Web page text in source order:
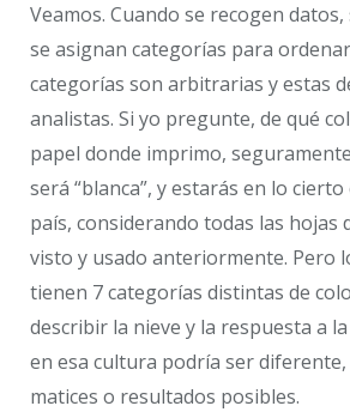
Veamos. Cuando se recogen
se asignan categorías para
categorías son arbitrarias y estas
analistas. Si yo pregunte, de qué
papel donde imprimo,
será “blanca”, y estarás en lo
país, considerando todas las hojas
visto y usado anteriormente. Pero
tienen 7 categorías distintas de
describir la nieve y la respuesta a
en esa cultura podría ser
matices o resultados posibles.